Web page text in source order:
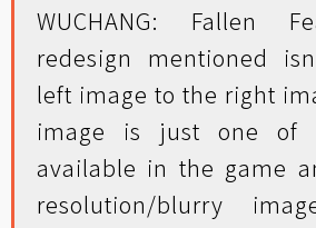
WUCHANG: Fallen
redesign mentioned
left image to the right
image is just one of
available in the game
resolution/blurry